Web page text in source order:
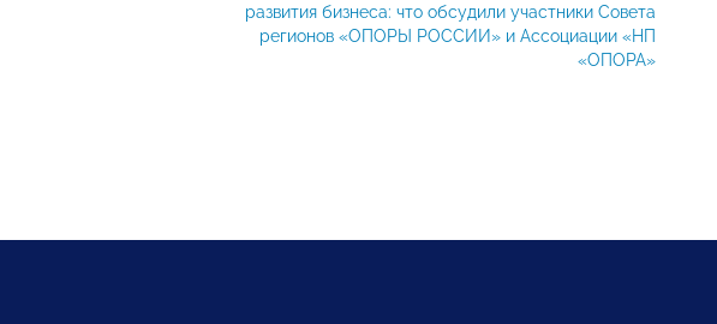
развития бизнеса: что обсудили участники Совета
регионов «ОПОРЫ РОССИИ» и Ассоциации «НП
«ОПОРА»